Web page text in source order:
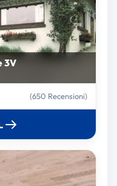
3V
(650 Recensioni)